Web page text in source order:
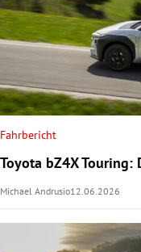
Fahrbericht
Toyota bZ4X Touring:
Michael Andrusio12.06.2026